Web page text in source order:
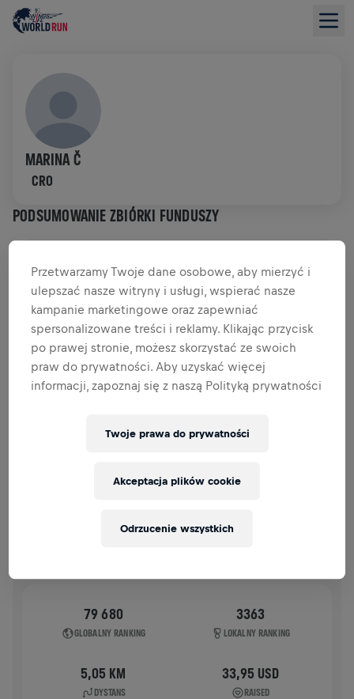
MARINA Č
CRO
PODSUMOWANIE ZBIÓRKI FUNDUSZY
DATKI PRZEKAŻ DATEK
Wpłać, aby zrobić różnicę! 100% Twojej darowizny
trafia na badania nad rdzeniem kręgowym.
HISTORIA
WINGS FOR LIFE WORLD RUN 2025
11:00 UTC
79 680
GLOBALNY RANKING
3363
LOKALNY RANKING
5,05 KM
DYSTANS
33,95 USD
RAISED
Przetwarzamy Twoje dane osobowe, aby mierzyć i
ulepszać nasze witryny i usługi, wspierać nasze
kampanie marketingowe oraz zapewniać
spersonalizowane treści i reklamy. Klikając przycisk
po prawej stronie, możesz skorzystać ze swoich
praw do prywatności. Aby uzyskać więcej
informacji, zapoznaj się z naszą Polityką prywatności
Twoje prawa do prywatności
Odrzucenie wszystkich
Akceptacja plików cookie